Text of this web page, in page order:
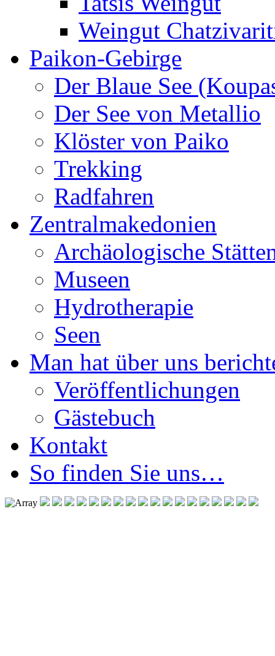
Weingut
Paikon-Gebirge
Der Blaue See
Der See von Metallio
Klöster von Paiko
Trekking
Radfahren
Zentralmakedonien
Archäologische
Museen
Hydrotherapie
Seen
Man hat über uns
Veröffentlichungen
Gästebuch
Kontakt
So finden Sie uns…